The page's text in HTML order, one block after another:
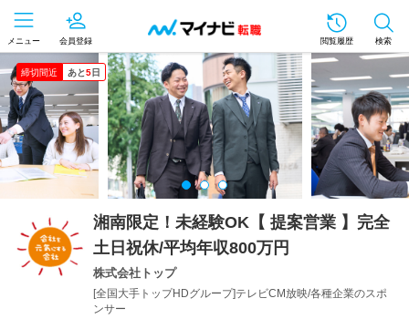
メニュー 会員登録 閲覧履歴 検索
締切間近 あと5日
湘南限定！未経験OK【 提案営業 】完全
土日祝休/平均年収800万円
株式会社トップ
[全国大手トップHDグループ]テレビCM放映/各種企業のスポ
ンサー